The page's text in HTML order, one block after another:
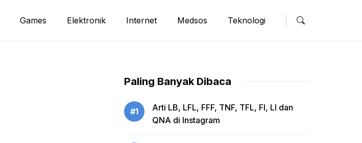
Games Elektronik Internet Medsos Teknologi
Paling Banyak Dibaca
#1
Arti LB, LFL, FFF, TNF, TFL, FI, LI dan
QNA di Instagram